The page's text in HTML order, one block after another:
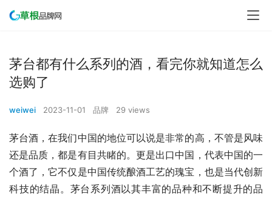
茅台都有什么系列的酒，看完你就知道怎么
选购了
weiwei 2023-11-01 品牌 29 views
茅台酒，在我们中国的地位可以说是非常的高，不管是风味
还是品质，都是有目共睹的。更是出口中国，代表中国的一
个酒了，它不仅是中国传统酿酒工艺的瑰宝，也是当代创新
科技的结晶。茅台系列酒以其丰富的品种和不断提升的品